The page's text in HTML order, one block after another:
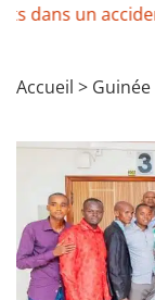
accident
Accueil > Guinée